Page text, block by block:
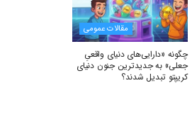
مقالات عمومی
چگونه «دارایی‌های دنیای واقعیِ
جعلی» به جدیدترین جنون دنیای
کریپتو تبدیل شدند؟